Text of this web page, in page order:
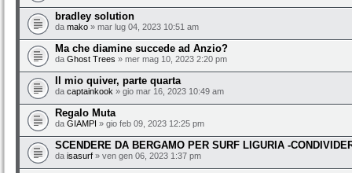
bradley solution
da mako » mar lug 04, 2023 10:51 am
Ma che diamine succede ad Anzio?
da Ghost Trees » mer mag 10, 2023 2:20 pm
Il mio quiver, parte quarta
da captainkook » gio mar 16, 2023 10:49 am
Regalo Muta
da GIAMPI » gio feb 09, 2023 12:25 pm
SCENDERE DA BERGAMO PER SURF LIGURIA -
da isasurf » ven gen 06, 2023 1:37 pm